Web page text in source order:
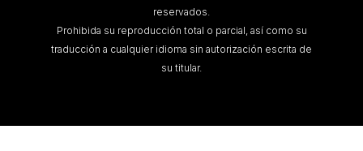
reservados.
Prohibida su reproducción total o parcial, así como su
traducción a cualquier idioma sin autorización escrita de
su titular.